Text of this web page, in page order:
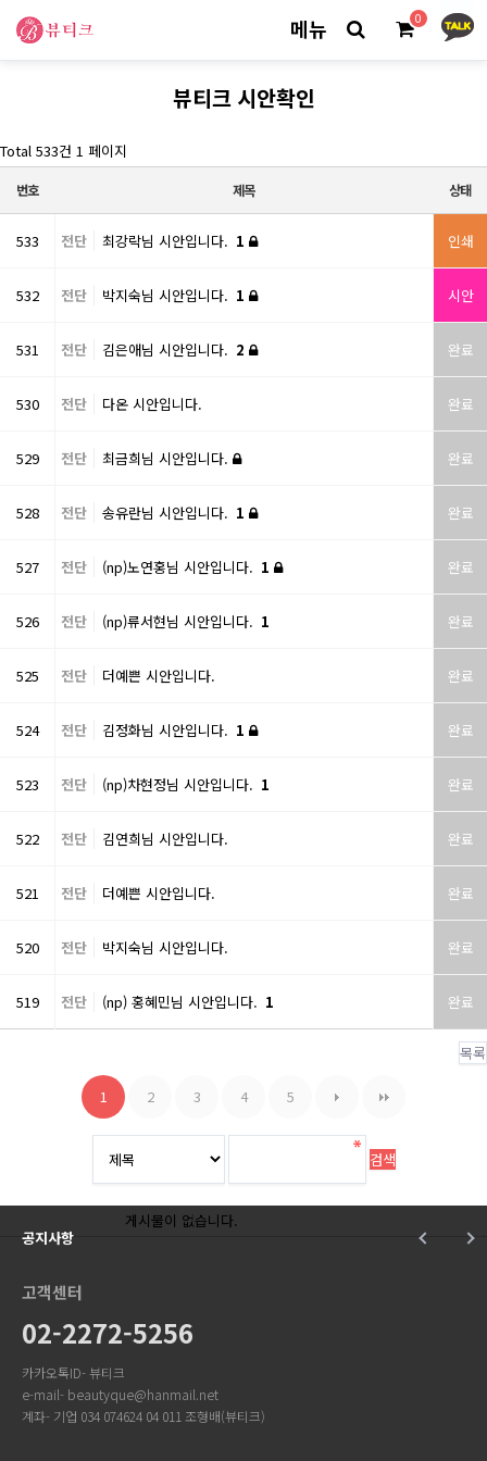
메뉴 0
뷰티크 시안확인
Total 533건 1 페이지
번호 제목 상태
533 전단 최강락님 시안입니다. 1 인쇄
532 전단 박지숙님 시안입니다. 1 시안
531 전단 김은애님 시안입니다. 2 완료
530 전단 다온 시안입니다. 완료
529 전단 최금희님 시안입니다. 완료
528 전단 송유란님 시안입니다. 1 완료
527 전단 (np)노연홍님 시안입니다. 1 완료
526 전단 (np)류서현님 시안입니다. 1 완료
525 전단 더예쁜 시안입니다. 완료
524 전단 김정화님 시안입니다. 1 완료
523 전단 (np)차현정님 시안입니다. 1 완료
522 전단 김연희님 시안입니다. 완료
521 전단 더예쁜 시안입니다. 완료
520 전단 박지숙님 시안입니다. 완료
519 전단 (np) 홍혜민님 시안입니다. 1 완료
목록
1 2 3 4 5
공지사항
게시물이 없습니다.
고객센터
02-2272-5256
카카오톡ID- 뷰티크
e-mail- beautyque@hanmail.net
계좌- 기업 034 074624 04 011 조형배(뷰티크)